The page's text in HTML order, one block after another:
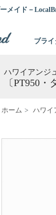
メイド－
ブラ
ハワイアンジ
〔PT950
ホーム ハワイ